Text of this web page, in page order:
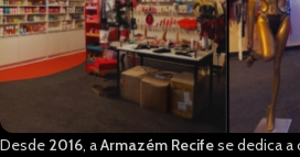
Desde 2016, aArmazém Recifese dedica